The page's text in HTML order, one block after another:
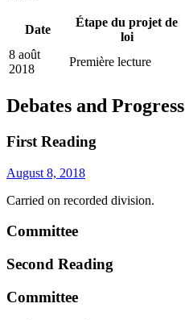
Date
Étape du projet de
loi
8 août
2018
Première lecture
Debates and Progress
First Reading
August 8, 2018
Carried on recorded division.
Committee
Second Reading
Committee